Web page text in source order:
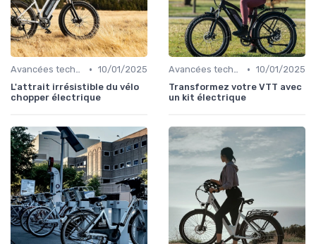
Avancées technologiques en e-bike • 10/01/2025
L'attrait irrésistible du vélo
chopper électrique
Avancées technologiques en e-bike • 10/01/2025
Transformez votre VTT avec
un kit électrique